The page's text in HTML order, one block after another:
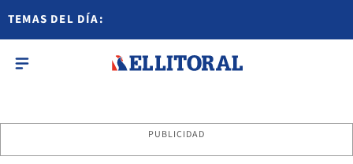
TEMAS DEL DÍA:
PUBLICIDAD